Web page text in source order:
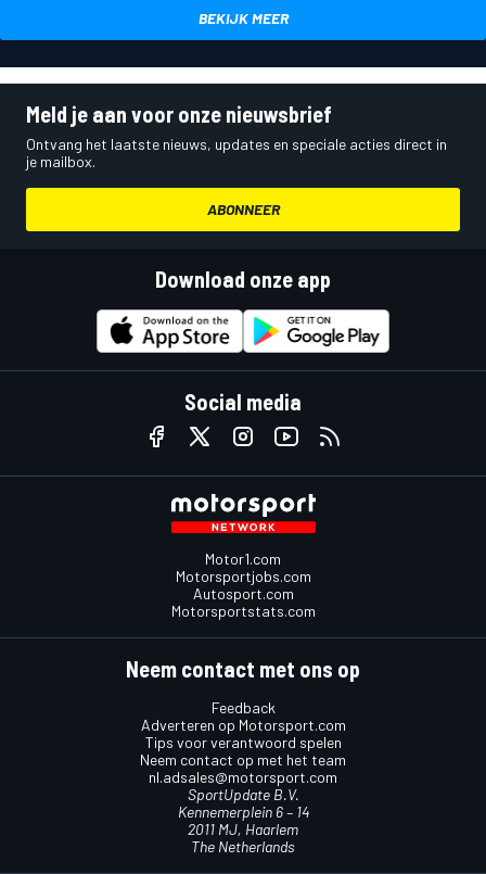
BEKIJK MEER
Meld je aan voor onze nieuwsbrief
Ontvang het laatste nieuws, updates en speciale acties direct in
je mailbox.
ABONNEER
Download onze app
Social media
Motor1.com
Motorsportjobs.com
Autosport.com
Motorsportstats.com
Neem contact met ons op
Feedback
Adverteren op Motorsport.com
Tips voor verantwoord spelen
Neem contact op met het team
nl.adsales@motorsport.com
SportUpdate B.V.
Kennemerplein 6 – 14
2011 MJ, Haarlem
The Netherlands